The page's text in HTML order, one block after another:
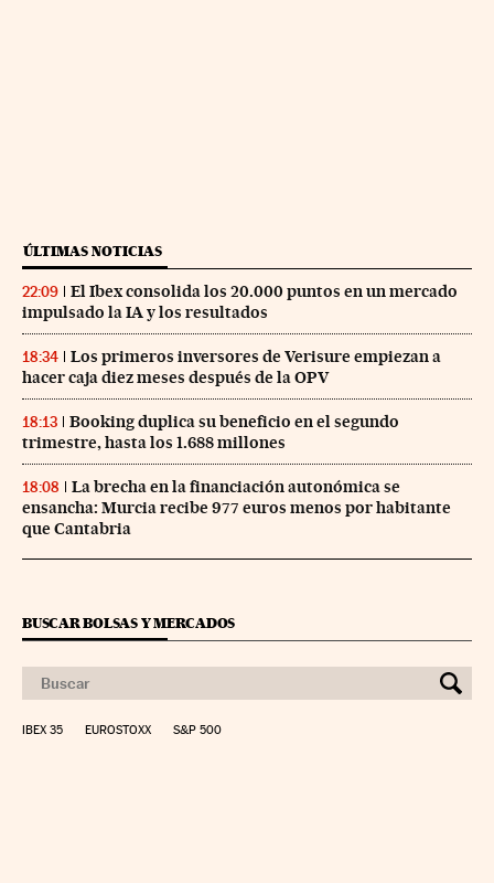
ÚLTIMAS NOTICIAS
22:09
El Ibex consolida los 20.000 puntos en un mercado
impulsado la IA y los resultados
18:34
Los primeros inversores de Verisure empiezan a
hacer caja diez meses después de la OPV
18:13
Booking duplica su beneficio en el segundo
trimestre, hasta los 1.688 millones
18:08
La brecha en la financiación autonómica se
ensancha: Murcia recibe 977 euros menos por habitante
que Cantabria
BUSCAR BOLSAS Y MERCADOS
IBEX 35 EUROSTOXX S&P 500